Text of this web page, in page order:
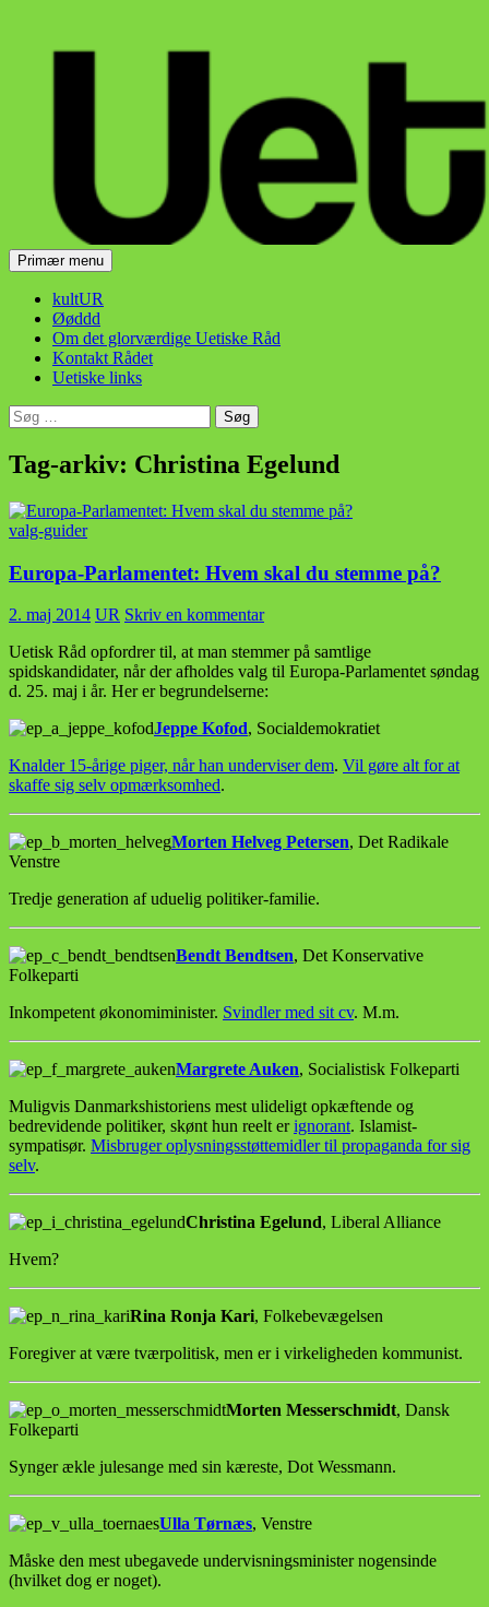
indhold
Uetisk Råd
SøgPrimær menu
kultUR
Øøddd
Om det glorværdige Uetiske Råd
Kontakt Rådet
Uetiske links
Søg
efter:
Tag-arkiv: Christina Egelund
valg-guider
Europa-Parlamentet: Hvem skal du stemme på?
2. maj 2014 UR Skriv en kommentar
Uetisk Råd opfordrer til, at man stemmer på samtlige
spidskandidater, når der afholdes valg til Europa-Parlamentet søndag
d. 25. maj i år. Her er begrundelserne:
Jeppe Kofod, Socialdemokratiet
Knalder 15-årige piger, når han underviser dem. Vil gøre alt for at
skaffe sig selv opmærksomhed.
Morten Helveg Petersen, Det Radikale
Venstre
Tredje generation af uduelig politiker-familie.
Bendt Bendtsen, Det Konservative
Folkeparti
Inkompetent økonomiminister. Svindler med sit cv. M.m.
Margrete Auken, Socialistisk Folkeparti
Muligvis Danmarkshistoriens mest ulideligt opkæftende og
bedrevidende politiker, skønt hun reelt erignorant. Islamist-
sympatisør. Misbruger oplysningsstøttemidler til propaganda for sig
selv.
Christina Egelund, Liberal Alliance
Hvem?
Rina Ronja Kari, Folkebevægelsen
Foregiver at være tværpolitisk, men er i virkeligheden kommunist.
Morten Messerschmidt, Dansk
Folkeparti
Synger ækle julesange med sin kæreste, Dot Wessmann.
Ulla Tørnæs, Venstre
Måske den mest ubegavede undervisningsminister nogensinde
(hvilket dog er noget).